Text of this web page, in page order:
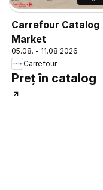
Carrefour Catalog
Market
05.08. - 11.08.2026
Carrefour
Preț în catalog